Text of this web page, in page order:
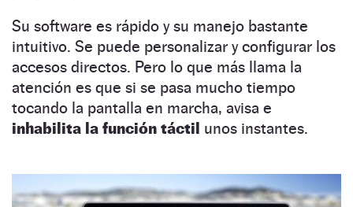
Su software es rápido y su manejo bastante
intuitivo. Se puede personalizar y configurar los
accesos directos. Pero lo que más llama la
atención es que si se pasa mucho tiempo
tocando la pantalla en marcha, avisa e
inhabilita la función táctil unos instantes.